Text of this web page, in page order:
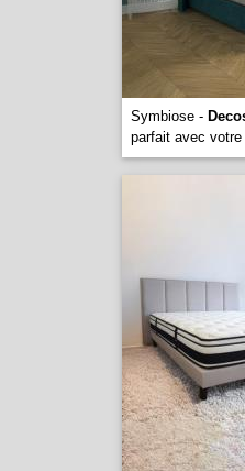
Symbiose -
parfait avec votre